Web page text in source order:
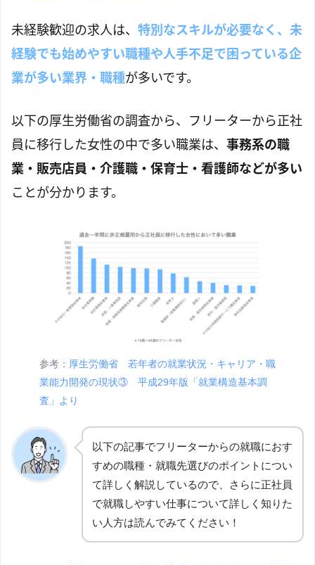
未経験歓迎の求人は、 特別なスキルが必要なく、未
経験でも始めやすい職種や人手不足で困っている企
業が多い業界・職種が多いです。
以下の厚生労働省の調査から、フリーターから正社
員に移行した女性の中で多い職業は、 事務系の職
業・販売店員・介護職・保育士・看護師などが多い
ことが分かります。
参考： 厚生労働省 若年者の就業状況・キャリア・職
業能力開発の現状③ 平成29年版「就業構造基本調
査」より
以下の記事でフリーターからの就職におす
すめの職種・就職先選びのポイントについ
て詳しく解説しているので、さらに正社員
で就職しやすい仕事について詳しく知りた
い人方は読んでみてください！